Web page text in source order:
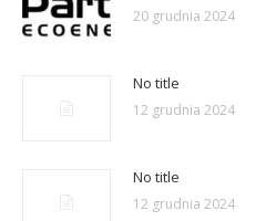
20 grudnia 2024
No title
12 grudnia 2024
No title
12 grudnia 2024